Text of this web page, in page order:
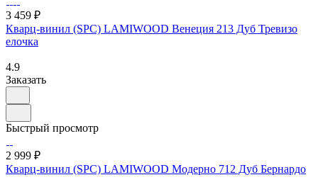
3 459 ₽
Кварц-винил (SPC) LAMIWOOD Венеция 213 Дуб Тревизо
елочка
4.9
Заказать
Быстрый просмотр
2 999 ₽
Кварц-винил (SPC) LAMIWOOD Модерно 712 Дуб Бернардо